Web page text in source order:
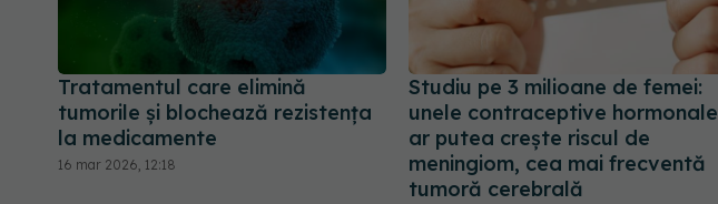
Tratamentul care elimină
tumorile și blochează rezistența
la medicamente
16 mar 2026, 12:18
Studiu pe 3 milioane de femei:
unele contraceptive hormonale
ar putea crește riscul de
meningiom, cea mai frecventă
tumoră cerebrală